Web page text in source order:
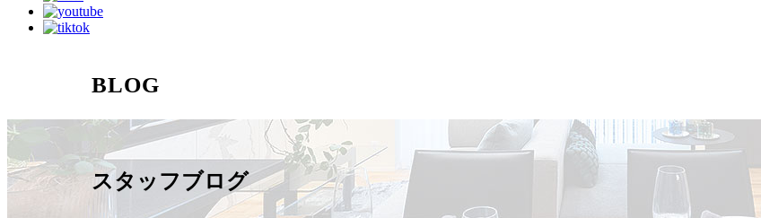
BLOG
スタッフブログ